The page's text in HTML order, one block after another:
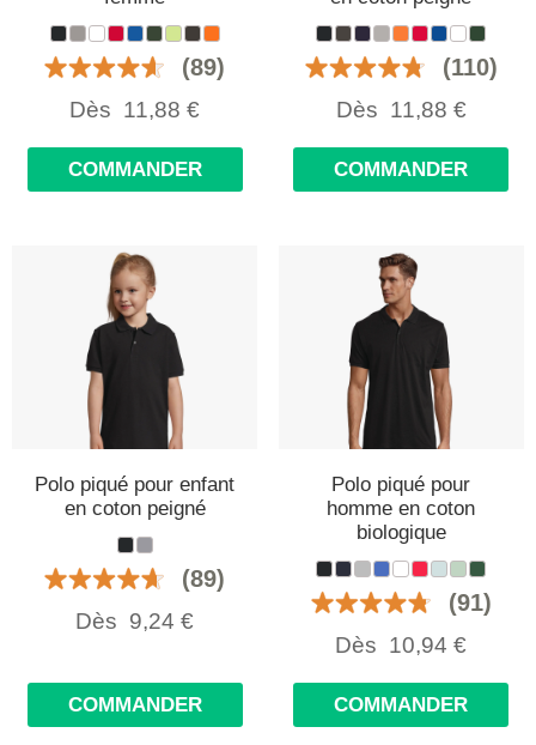
(89)
Dès 11,88 €
COMMANDER
(110)
Dès 11,88 €
COMMANDER
Polo piqué pour enfant
en coton peigné
(89)
Dès 9,24 €
COMMANDER
Polo piqué pour
homme en coton
biologique
(91)
Dès 10,94 €
COMMANDER